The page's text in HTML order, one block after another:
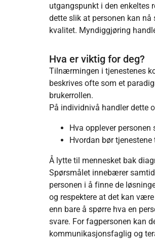
utgangspunkt i den enkeltes
dette slik at personen kan
kvalitet. Myndiggjøring
Hva er viktig for deg?
Tilnærmingen i tjenestenes
beskrives ofte som et
brukerrollen.
På individnivå handler dette
Hva opplever
Hvordan bør
Å lytte til mennesket bak
Spørsmålet innebærer
personen i å finne de
og respektere at det kan
enn bare å spørre hva en
svare. For fagpersonen kan
kommunikasjonsfaglig og